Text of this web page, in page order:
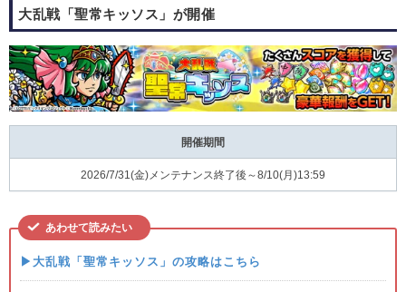
大乱戦「聖常キッソス」が開催
開催期間
2026/7/31(金)メンテナンス終了後～8/10(月)13:59
あわせて読みたい
▶大乱戦「聖常キッソス」の攻略はこちら